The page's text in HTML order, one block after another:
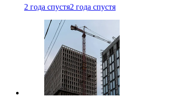
2 года спустя2 года спустя